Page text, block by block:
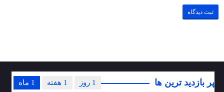
پر بازدید ترین ها 1 ماه 1 هفته 1 روز